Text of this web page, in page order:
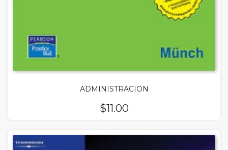
ADMINISTRACION
$11.00